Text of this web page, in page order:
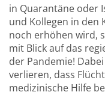
in Quarantäne oder
und Kollegen in den
noch erhöhen wird,
mit Blick auf das
der Pandemie!
verlieren, dass
medizinische Hilfe